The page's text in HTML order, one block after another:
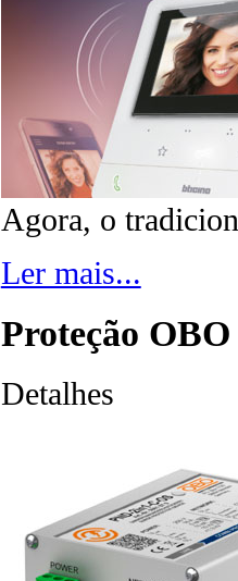
Agora, o
Ler mais...
Proteção
Detalhes